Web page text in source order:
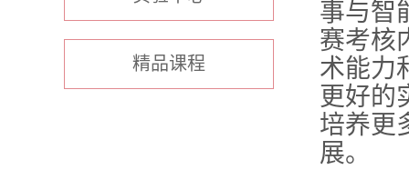
精品课程
事与智
赛考核
术能力
更好的
培养更
展。